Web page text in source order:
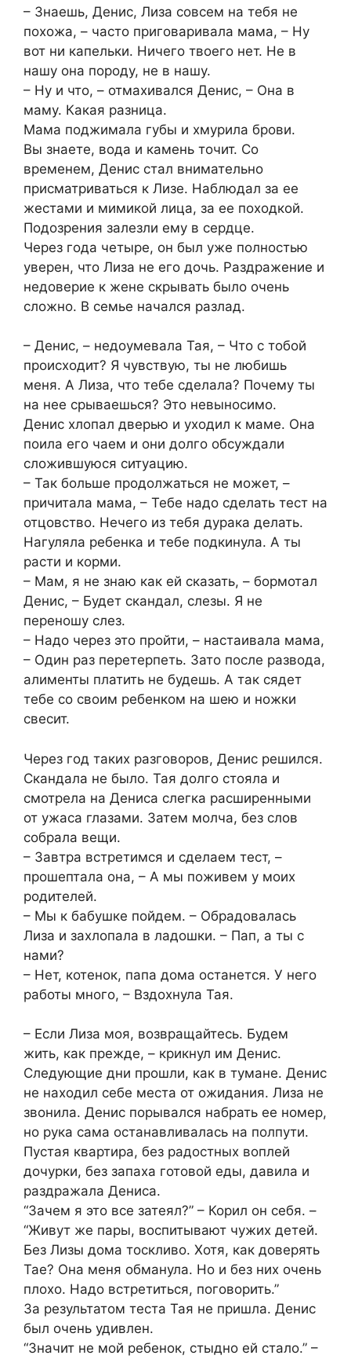
– Знаешь, Денис, Лиза совсем на тебя не
похожа, – часто приговаривала мама, – Ну
вот ни капельки. Ничего твоего нет. Не в
нашу она породу, не в нашу.
– Ну и что, – отмахивался Денис, – Она в
маму. Какая разница.
Мама поджимала губы и хмурила брови.
Вы знаете, вода и камень точит. Со
временем, Денис стал внимательно
присматриваться к Лизе. Наблюдал за ее
жестами и мимикой лица, за ее походкой.
Подозрения залезли ему в сердце.
Через года четыре, он был уже полностью
уверен, что Лиза не его дочь. Раздражение и
недоверие к жене скрывать было очень
сложно. В семье начался разлад.
– Денис, – недоумевала Тая, – Что с тобой
происходит? Я чувствую, ты не любишь
меня. А Лиза, что тебе сделала? Почему ты
на нее срываешься? Это невыносимо.
Денис хлопал дверью и уходил к маме. Она
поила его чаем и они долго обсуждали
сложившуюся ситуацию.
– Так больше продолжаться не может, –
причитала мама, – Тебе надо сделать тест на
отцовство. Нечего из тебя дурака делать.
Нагуляла ребенка и тебе подкинула. А ты
расти и корми.
– Мам, я не знаю как ей сказать, – бормотал
Денис, – Будет скандал, слезы. Я не
переношу слез.
– Надо через это пройти, – настаивала мама,
– Один раз перетерпеть. Зато после развода,
алименты платить не будешь. А так сядет
тебе со своим ребенком на шею и ножки
свесит.
Через год таких разговоров, Денис решился.
Скандала не было. Тая долго стояла и
смотрела на Дениса слегка расширенными
от ужаса глазами. Затем молча, без слов
собрала вещи.
– Завтра встретимся и сделаем тест, –
прошептала она, – А мы поживем у моих
родителей.
– Мы к бабушке пойдем. – Обрадовалась
Лиза и захлопала в ладошки. – Пап, а ты с
нами?
– Нет, котенок, папа дома останется. У него
работы много, – Вздохнула Тая.
– Если Лиза моя, возвращайтесь. Будем
жить, как прежде, – крикнул им Денис.
Следующие дни прошли, как в тумане. Денис
не находил себе места от ожидания. Лиза не
звонила. Денис порывался набрать ее номер,
но рука сама останавливалась на полпути.
Пустая квартира, без радостных воплей
дочурки, без запаха готовой еды, давила и
раздражала Дениса.
“Зачем я это все затеял?” – Корил он себя. –
“Живут же пары, воспитывают чужих детей.
Без Лизы дома тоскливо. Хотя, как доверять
Тае? Она меня обманула. Но и без них очень
плохо. Надо встретиться, поговорить.”
За результатом теста Тая не пришла. Денис
был очень удивлен.
“Значит не мой ребенок, стыдно ей стало.” –